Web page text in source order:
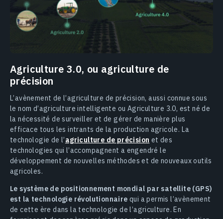
Agriculture 3.0, ou agriculture de
précision
L’avènement de l’agriculture de précision, aussi connue sous
le nom d’agriculture intelligente ou Agriculture 3.0, est né de
la nécessité de surveiller et de gérer de manière plus
efficace tous les intrants de la production agricole. La
technologie de l’agriculture de précision et des
technologies qui l’accompagnent a engendré le
développement de nouvelles méthodes et de nouveaux outils
agricoles.
Le système de positionnement mondial par satellite (GPS)
est la technologie révolutionnaire qui a permis l’avènement
de cette ère dans la technologie de l’agriculture. En